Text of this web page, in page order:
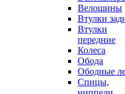
Велошины
Втулки
Втулки
передние
Колеса
Обода
Ободные
Спицы,